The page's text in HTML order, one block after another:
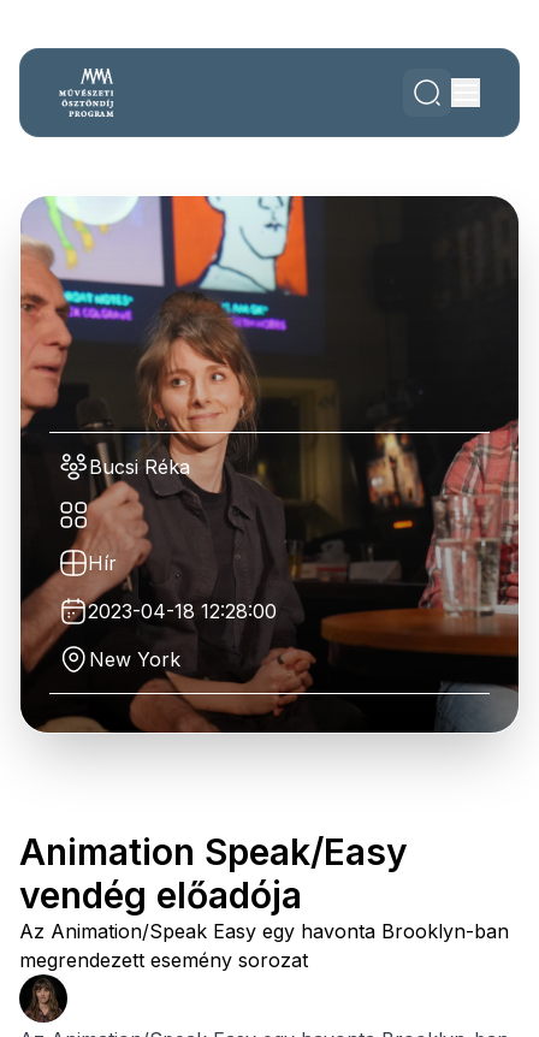
Bucsi Réka
Hír
2023-04-18 12:28:00
New York
Animation Speak/Easy
vendég előadója
Az Animation/Speak Easy egy havonta Brooklyn-ban
megrendezett esemény sorozat